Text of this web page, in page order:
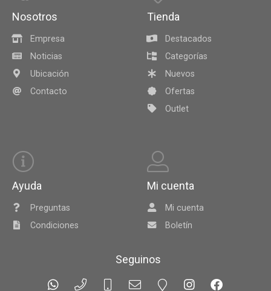
Nosotros
Empresa
Noticias
Ubicación
Contacto
Tienda
Destacados
Categorías
Nuevos
Ofertas
Outlet
Ayuda
Preguntas
Condiciones
Mi cuenta
Mi cuenta
Boletín
Seguinos